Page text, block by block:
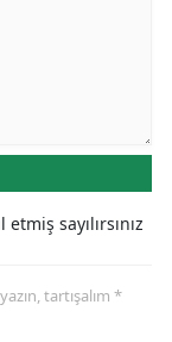
sayılırsınız
tartışalım *